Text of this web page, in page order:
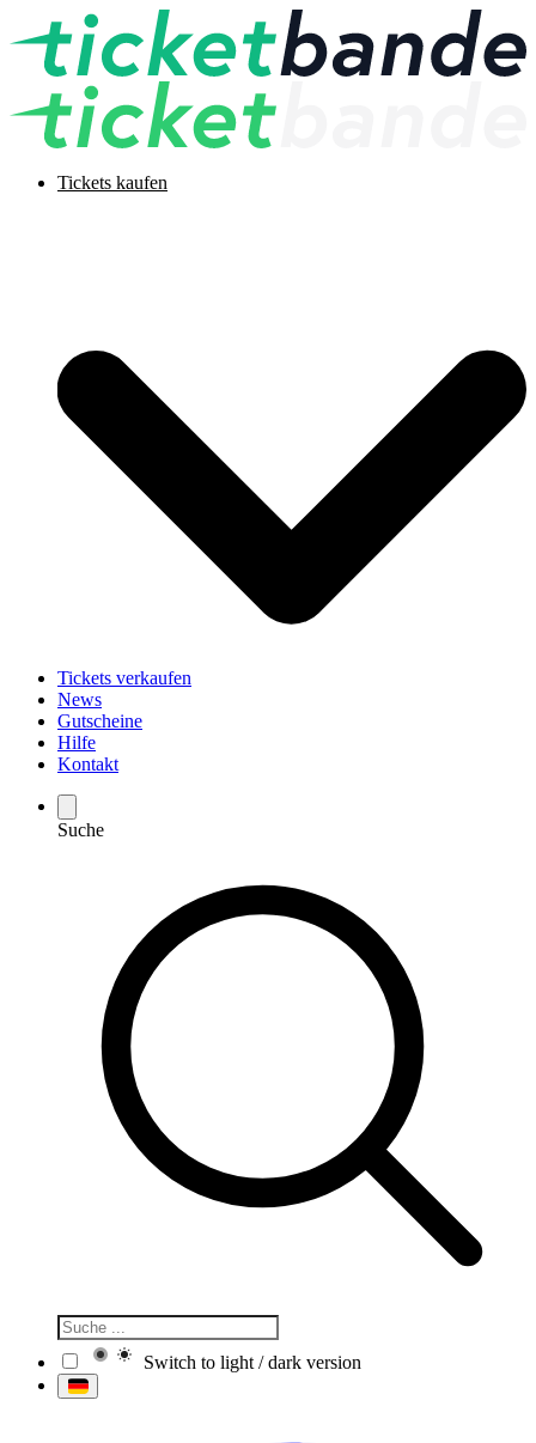
Tickets kaufen
Tickets verkaufen
News
Gutscheine
Hilfe
Kontakt
Suche
Switch to light / dark version